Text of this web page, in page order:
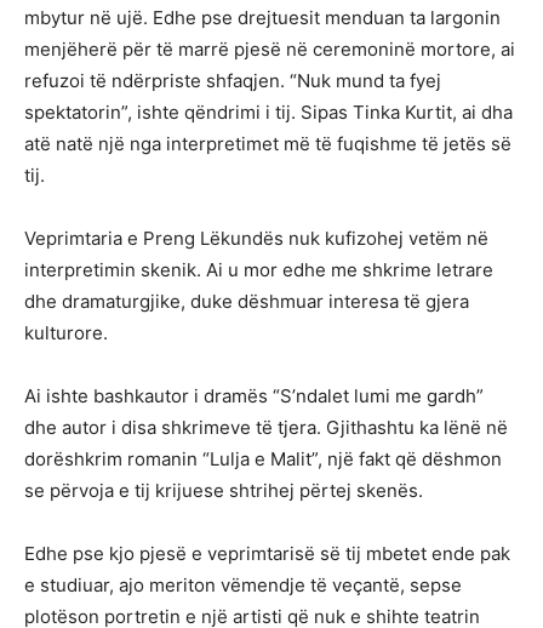
mbytur në ujë. Edhe pse drejtuesit menduan ta largonin
menjëherë për të marrë pjesë në ceremoninë mortore, ai
refuzoi të ndërpriste shfaqjen. “Nuk mund ta fyej
spektatorin”, ishte qëndrimi i tij. Sipas Tinka Kurtit, ai dha
atë natë një nga interpretimet më të fuqishme të jetës së
tij.
Veprimtaria e Preng Lëkundës nuk kufizohej vetëm në
interpretimin skenik. Ai u mor edhe me shkrime letrare
dhe dramaturgjike, duke dëshmuar interesa të gjera
kulturore.
Ai ishte bashkautor i dramës “S’ndalet lumi me gardh”
dhe autor i disa shkrimeve të tjera. Gjithashtu ka lënë në
dorëshkrim romanin “Lulja e Malit”, një fakt që dëshmon
se përvoja e tij krijuese shtrihej përtej skenës.
Edhe pse kjo pjesë e veprimtarisë së tij mbetet ende pak
e studiuar, ajo meriton vëmendje të veçantë, sepse
plotëson portretin e një artisti që nuk e shihte teatrin